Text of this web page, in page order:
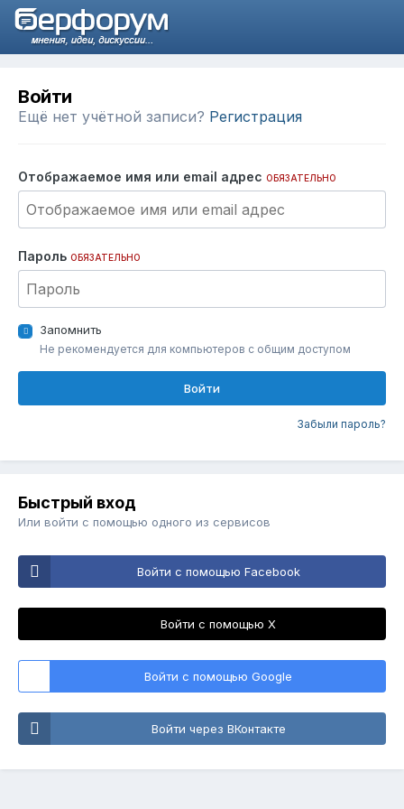
Войти
Ещё нет учётной записи? Регистрация
Отображаемое имя или email адрес ОБЯЗАТЕЛЬНО
Пароль ОБЯЗАТЕЛЬНО
Запомнить
Не рекомендуется для компьютеров с общим доступом
Войти
Забыли пароль?
Быстрый вход
Или войти с помощью одного из сервисов
Войти с помощью Facebook
Войти с помощью X
Войти с помощью Google
Войти через ВКонтакте